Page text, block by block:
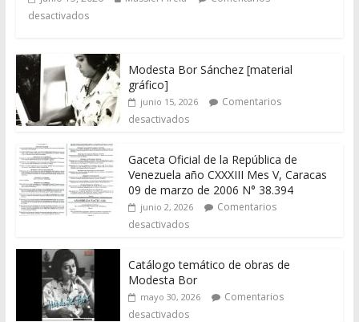
desactivados
Modesta Bor Sánchez [material
gráfico]
junio 15, 2026
Comentarios
desactivados
Gaceta Oficial de la República de
Venezuela año CXXXIII Mes V, Caracas
09 de marzo de 2006 N° 38.394
junio 2, 2026
Comentarios
desactivados
Catálogo temático de obras de
Modesta Bor
mayo 30, 2026
Comentarios
desactivados